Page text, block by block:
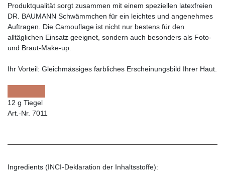
Produktqualität sorgt zusammen mit einem speziellen latexfreien
DR. BAUMANN Schwämmchen für ein leichtes und angenehmes
Auftragen. Die Camouflage ist nicht nur bestens für den
alltäglichen Einsatz geeignet, sondern auch besonders als Foto-
und Braut-Make-up.
Ihr Vorteil: Gleichmässiges farbliches Erscheinungsbild Ihrer Haut.
12 g Tiegel
Art.-Nr. 7011
Ingredients (INCI-Deklaration der Inhaltsstoffe):